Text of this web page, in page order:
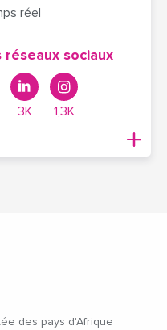
réel
réseaux sociaux
3K 1,3K
des pays d'Afrique